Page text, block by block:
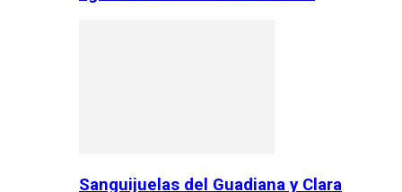
Sanguijuelas del Guadiana y Clara